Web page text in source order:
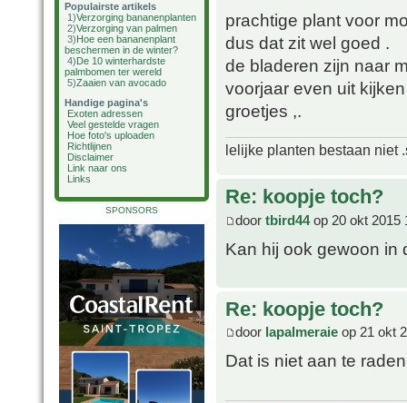
Populairste artikels
1)Verzorging bananenplanten
2)Verzorging van palmen
3)Hoe een bananenplant
beschermen in de winter?
4)De 10 winterhardste
palmbomen ter wereld
5)Zaaien van avocado
Handige pagina's
Exoten adressen
Veel gestelde vragen
Hoe foto's uploaden
Richtlijnen
Disclaimer
Link naar ons
Links
SPONSORS
prachtige plant voor
dus dat zit wel goed .
de bladeren zijn naar
voorjaar even uit
groetjes ,.
lelijke planten bestaan niet
Re: koopje toch?
door tbird44op 20 okt 2015
Kan hij ook gewoon in
Re: koopje toch?
door lapalmeraie op 21 okt
Dat is niet aan te